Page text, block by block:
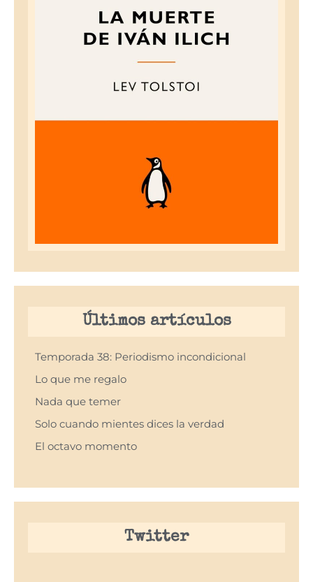
Últimos artículos
Temporada 38: Periodismo incondicional
Lo que me regalo
Nada que temer
Solo cuando mientes dices la verdad
El octavo momento
Twitter